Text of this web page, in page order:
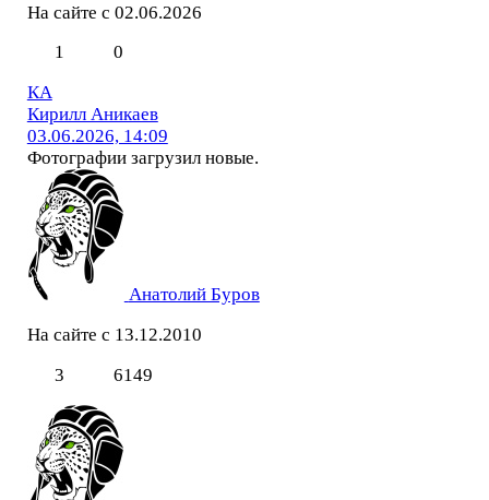
На сайте с 02.06.2026
1
0
КА
Кирилл Аникаев
03.06.2026, 14:09
Фотографии загрузил новые.
Анатолий Буров
На сайте с 13.12.2010
3
6149